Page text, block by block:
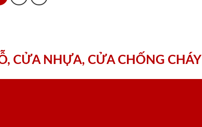
CỬA NHỰA, CỬA CHỐNG CHÁY